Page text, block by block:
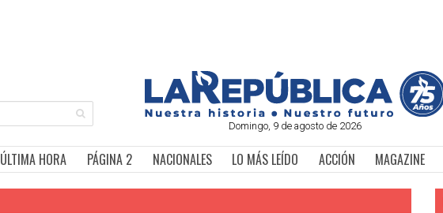
Domingo, 9 de agosto de 2026
ÚLTIMA HORA PÁGINA 2 NACIONALES LO MÁS LEÍDO ACCIÓN MAGAZINE